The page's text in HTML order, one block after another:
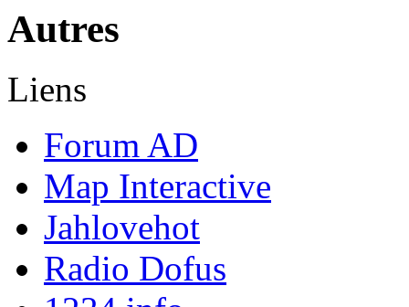
Autres
Liens
Forum AD
Map Interactive
Jahlovehot
Radio Dofus